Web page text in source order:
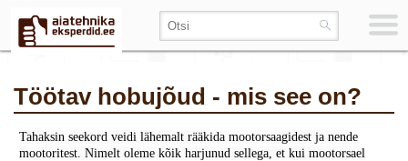
Töötav hobujõud - mis see on?
Tahaksin seekord veidi lähemalt rääkida mootorsaagidest ja nende
mootoritest. Nimelt oleme kõik harjunud sellega, et kui mootorsael